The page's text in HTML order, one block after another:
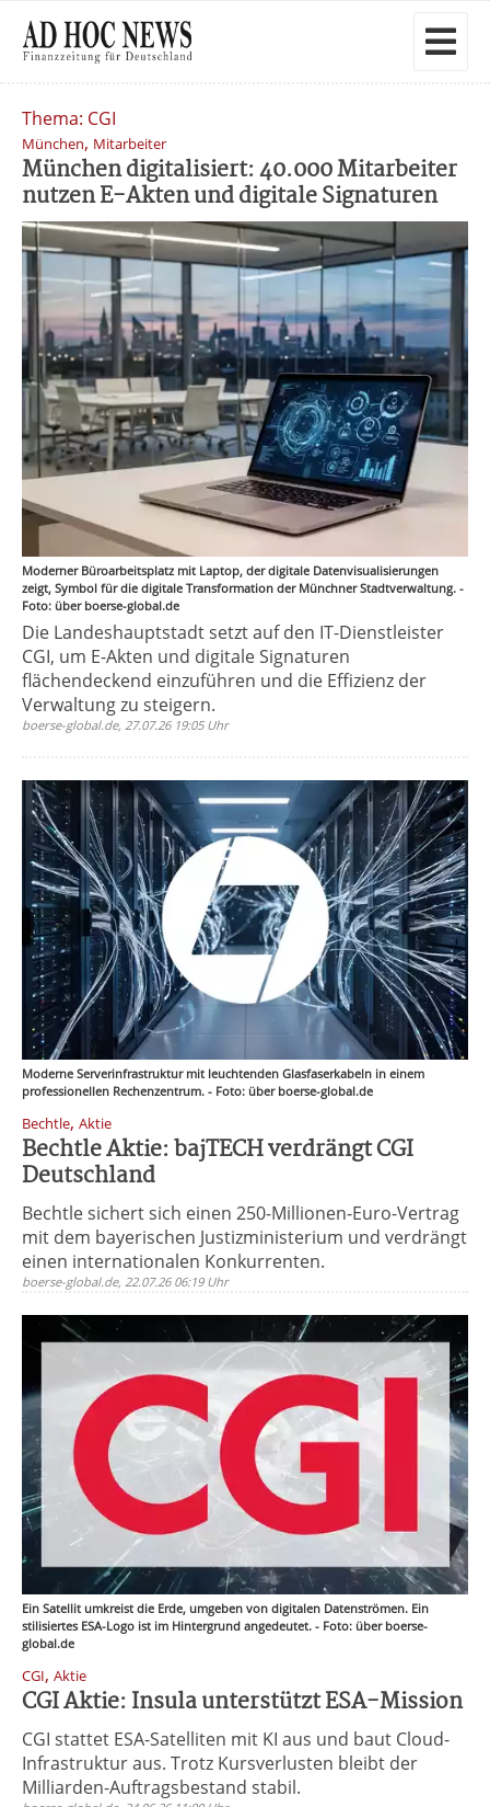
Thema: CGI
München, Mitarbeiter
München digitalisiert: 40.000 Mitarbeiter
nutzen E-Akten und digitale Signaturen
Moderner Büroarbeitsplatz mit Laptop, der digitale Datenvisualisierungen
zeigt, Symbol für die digitale Transformation der Münchner Stadtverwaltung. -
Foto: über boerse-global.de
Die Landeshauptstadt setzt auf den IT-Dienstleister
CGI, um E-Akten und digitale Signaturen
flächendeckend einzuführen und die Effizienz der
Verwaltung zu steigern.
boerse-global.de, 27.07.26 19:05 Uhr
Moderne Serverinfrastruktur mit leuchtenden Glasfaserkabeln in einem
professionellen Rechenzentrum. - Foto: über boerse-global.de
Bechtle, Aktie
Bechtle Aktie: bajTECH verdrängt CGI
Deutschland
Bechtle sichert sich einen 250-Millionen-Euro-Vertrag
mit dem bayerischen Justizministerium und verdrängt
einen internationalen Konkurrenten.
boerse-global.de, 22.07.26 06:19 Uhr
Ein Satellit umkreist die Erde, umgeben von digitalen Datenströmen. Ein
stilisiertes ESA-Logo ist im Hintergrund angedeutet. - Foto: über boerse-
global.de
CGI, Aktie
CGI Aktie: Insula unterstützt ESA-Mission
CGI stattet ESA-Satelliten mit KI aus und baut Cloud-
Infrastruktur aus. Trotz Kursverlusten bleibt der
Milliarden-Auftragsbestand stabil.